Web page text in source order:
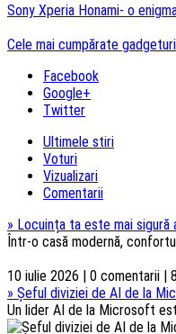
Sony Xperia Honami- o
Cele mai cumpărate
Facebook
Google+
Twitter
Ultimele stiri
Voturi
Vizualizari
Comentarii
» Locuința ta este mai
Într-o casă modernă,
10 iulie 2026 | 0 comentarii |
» Șeful diviziei de AI de la
Un lider AI de la Microsoft